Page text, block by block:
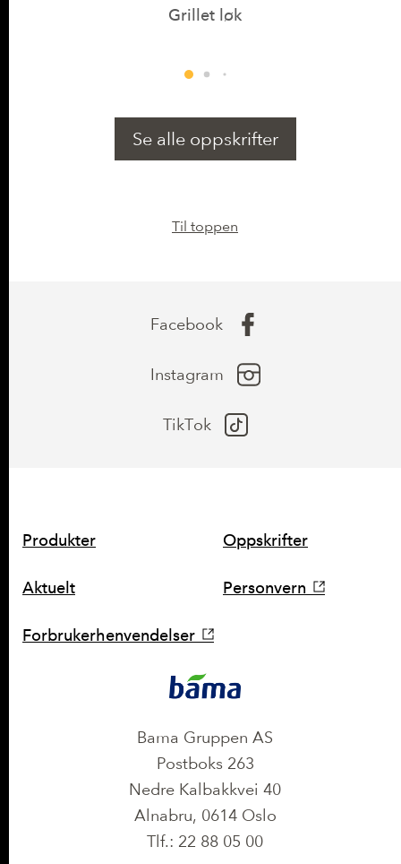
Grillet løk
Se alle oppskrifter
Til toppen
Facebook
Instagram
TikTok
Bama Gruppen AS
Postboks 263
Nedre Kalbakkvei 40
Alnabru, 0614 Oslo
Tlf.: 22 88 05 00
SNARVEIER
Produkter Oppskrifter
Aktuelt Personvern
Forbrukerhenvendelser